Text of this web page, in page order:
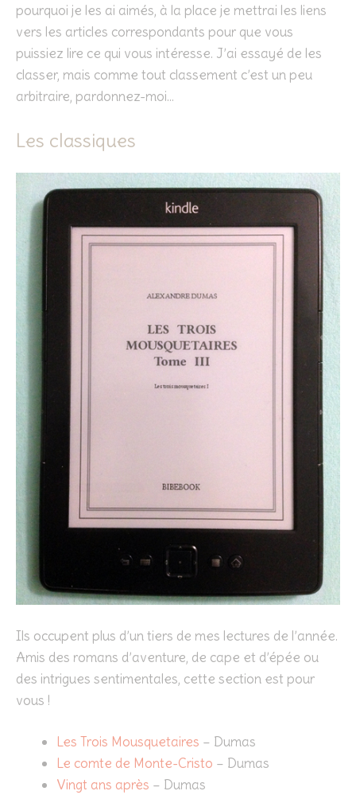
pourquoi je les ai aimés, à la place je mettrai les liens
vers les articles correspondants pour que vous
puissiez lire ce qui vous intéresse. J’ai essayé de les
classer, mais comme tout classement c’est un peu
arbitraire, pardonnez-moi…
Les classiques
Ils occupent plus d’un tiers de mes lectures de l’année.
Amis des romans d’aventure, de cape et d’épée ou
des intrigues sentimentales, cette section est pour
vous !
Les Trois Mousquetaires – Dumas
Le comte de Monte-Cristo – Dumas
Vingt ans après – Dumas